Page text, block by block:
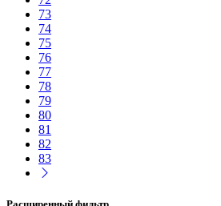
73
74
75
76
77
78
79
80
81
82
83